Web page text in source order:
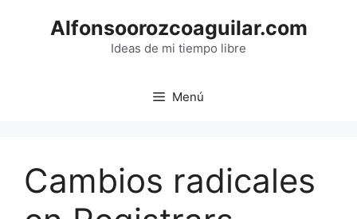
Alfonsoorozcoaguilar.com
Ideas de mi tiempo libre
Menú
Cambios radicales